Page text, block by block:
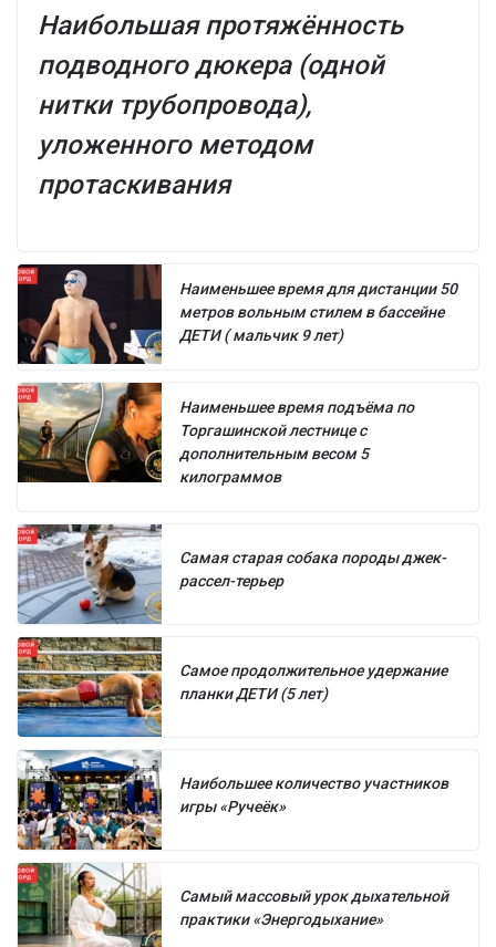
Наибольшая протяжённость
подводного дюкера (одной
нитки трубопровода),
уложенного методом
протаскивания
Наименьшее время для дистанции 50
метров вольным стилем в бассейне
ДЕТИ ( мальчик 9 лет)
Наименьшее время подъёма по
Торгашинской лестнице с
дополнительным весом 5
килограммов
Самая старая собака породы джек-
рассел-терьер
Самое продолжительное удержание
планки ДЕТИ (5 лет)
Наибольшее количество участников
игры «Ручеёк»
Самый массовый урок дыхательной
практики «Энергодыхание»